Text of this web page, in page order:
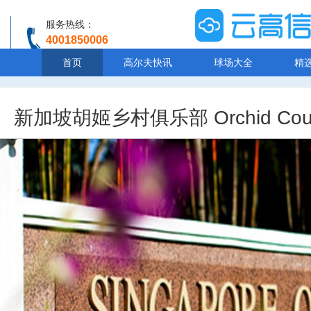
服务热线：
4001850006
首页 高尔夫快讯 球场大全 精
新加坡胡姬乡村俱乐部 Orchid